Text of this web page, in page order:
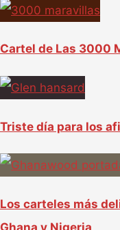
Cartel de Las 3000
Triste día para los
Los carteles más
Ghana y Nigeria